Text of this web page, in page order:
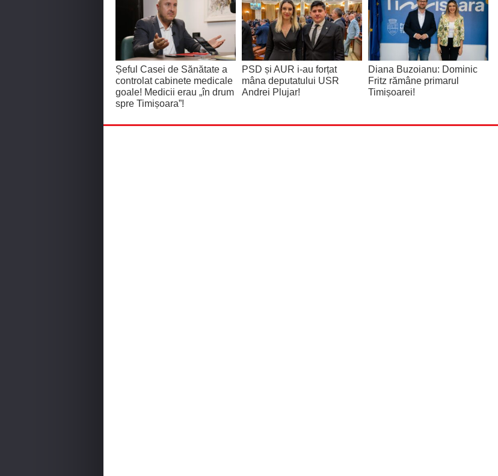
Șeful Casei de Sănătate a
controlat cabinete medicale
goale! Medicii erau „în drum
spre Timișoara”!
PSD și AUR i-au forțat
mâna deputatului USR
Andrei Plujar!
Diana Buzoianu: Dominic
Fritz rămâne primarul
Timișoarei!